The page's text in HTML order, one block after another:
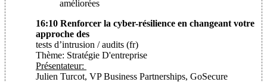
améliorées
16:10 Renforcer la cyber-résilience en changeant votre
approche des
tests d’intrusion / audits (fr)
Thème: Stratégie D'entreprise
Présentateur:
Julien Turcot, VP Business Partnerships, GoSecure